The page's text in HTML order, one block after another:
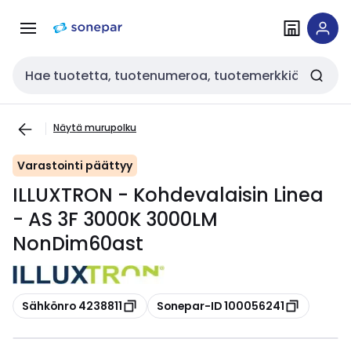
navigointiinsisältöön
Haku
Näytä murupolku
Varastointi päättyy
ILLUXTRON - Kohdevalaisin Linea
- AS 3F 3000K 3000LM
NonDim60ast
Kopioi
Sähkönro 4238811 Kopioi
Sonepar-ID 100056241